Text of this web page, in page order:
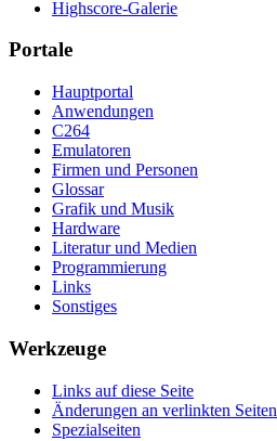
Highscore-Galerie
Portale
Hauptportal
Anwendungen
C264
Emulatoren
Firmen und Personen
Glossar
Grafik und Musik
Hardware
Literatur und Medien
Programmierung
Links
Sonstiges
Werkzeuge
Links auf diese Seite
Änderungen an verlinkten Seiten
Spezialseiten